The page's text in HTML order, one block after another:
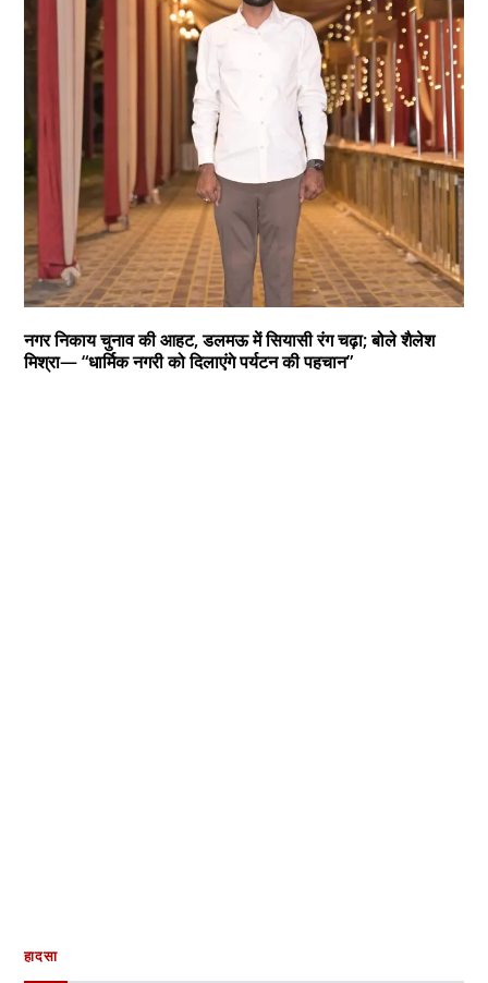
नगर निकाय चुनाव की आहट, डलमऊ में सियासी रंग चढ़ा; बोले शैलेश
मिश्रा— “धार्मिक नगरी को दिलाएंगे पर्यटन की पहचान”
हादसा